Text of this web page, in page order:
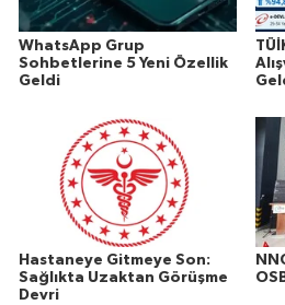
WhatsApp Grup
Sohbetlerine 5 Yeni Özellik
Geldi
Hastaneye Gitmeye Son:
Sağlıkta Uzaktan Görüşme
Devri